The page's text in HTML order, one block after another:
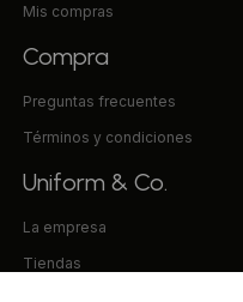
Mis compras
Compra
Preguntas frecuentes
Términos y condiciones
Uniform & Co.
La empresa
Tiendas